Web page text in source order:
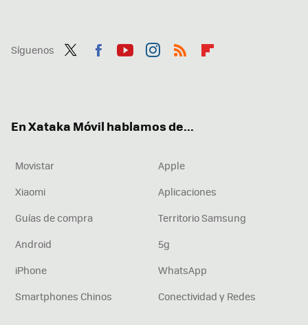
Síguenos
En Xataka Móvil hablamos de...
Movistar
Apple
Xiaomi
Aplicaciones
Guías de compra
Territorio Samsung
Android
5g
iPhone
WhatsApp
Smartphones Chinos
Conectividad y Redes